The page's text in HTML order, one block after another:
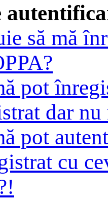
să mă
pot
dar
pot
cu